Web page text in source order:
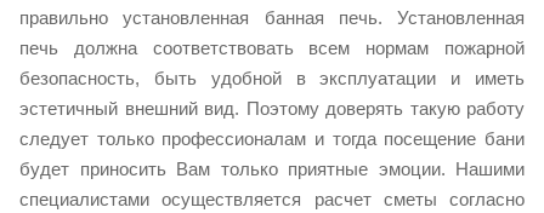
правильно установленная банная печь. Установленная
печь должна соответствовать всем нормам пожарной
безопасность, быть удобной в эксплуатации и иметь
эстетичный внешний вид. Поэтому доверять такую работу
следует только профессионалам и тогда посещение бани
будет приносить Вам только приятные эмоции. Нашими
специалистами осуществляется расчет сметы согласно